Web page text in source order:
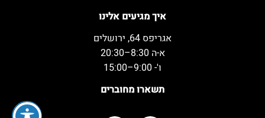
איך מגיעים אלינו
אגריפס 64, ירושלים
א-ה 8:30–20:30
ו'- 9:00–15:00
תשארו מחוברים